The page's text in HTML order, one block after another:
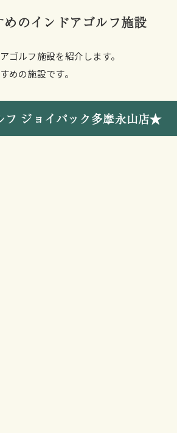
のインドアゴルフ施設
ゴルフ施設を紹介します。
めの施設です。
ジョイパック多摩永山店★